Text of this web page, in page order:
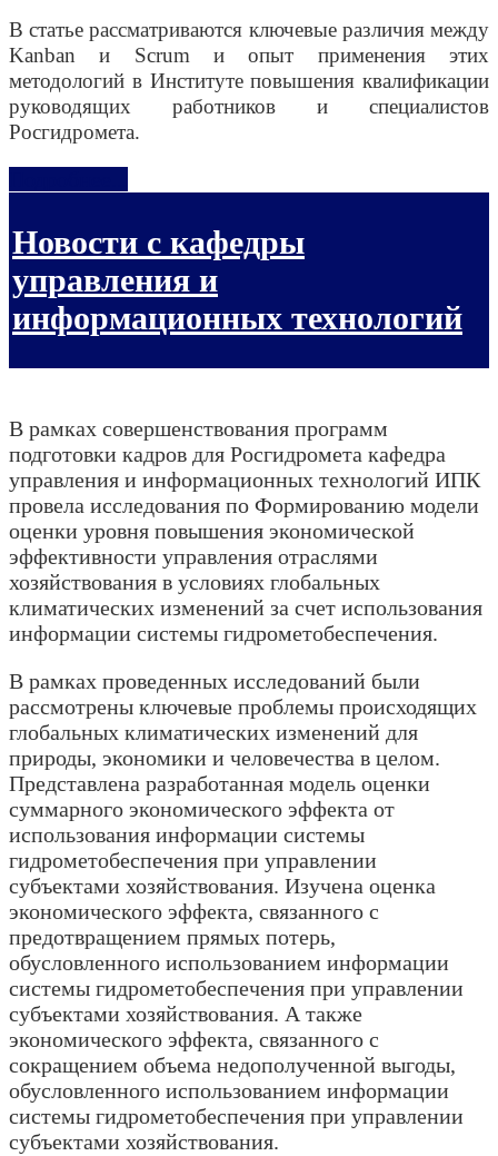
В статье рассматриваются ключевые различия между
Kanban и Scrum и опыт применения этих
методологий в Институте повышения квалификации
руководящих работников и специалистов
Росгидромета.
Новости с кафедры
управления и
информационных технологий
В рамках совершенствования программ
подготовки кадров для Росгидромета кафедра
управления и информационных технологий ИПК
провела исследования по Формированию модели
оценки уровня повышения экономической
эффективности управления отраслями
хозяйствования в условиях глобальных
климатических изменений за счет использования
информации системы гидрометобеспечения.
В рамках проведенных исследований были
рассмотрены ключевые проблемы происходящих
глобальных климатических изменений для
природы, экономики и человечества в целом.
Представлена разработанная модель оценки
суммарного экономического эффекта от
использования информации системы
гидрометобеспечения при управлении
субъектами хозяйствования. Изучена оценка
экономического эффекта, связанного с
предотвращением прямых потерь,
обусловленного использованием информации
системы гидрометобеспечения при управлении
субъектами хозяйствования. А также
экономического эффекта, связанного с
сокращением объема недополученной выгоды,
обусловленного использованием информации
системы гидрометобеспечения при управлении
субъектами хозяйствования.